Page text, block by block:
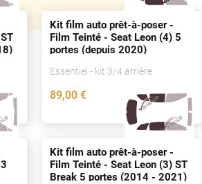
SEA
Kit film auto prêt-à-poser -
Film Teinté - Seat Leon (4) 5
portes (depuis 2020)
Essentiel - kit 3/4 arrière
89,00 €
4539-SEA
Kit film auto prêt-à-poser -
Film Teinté - Seat Leon (3) ST
Break 5portes (2014 - 2021)